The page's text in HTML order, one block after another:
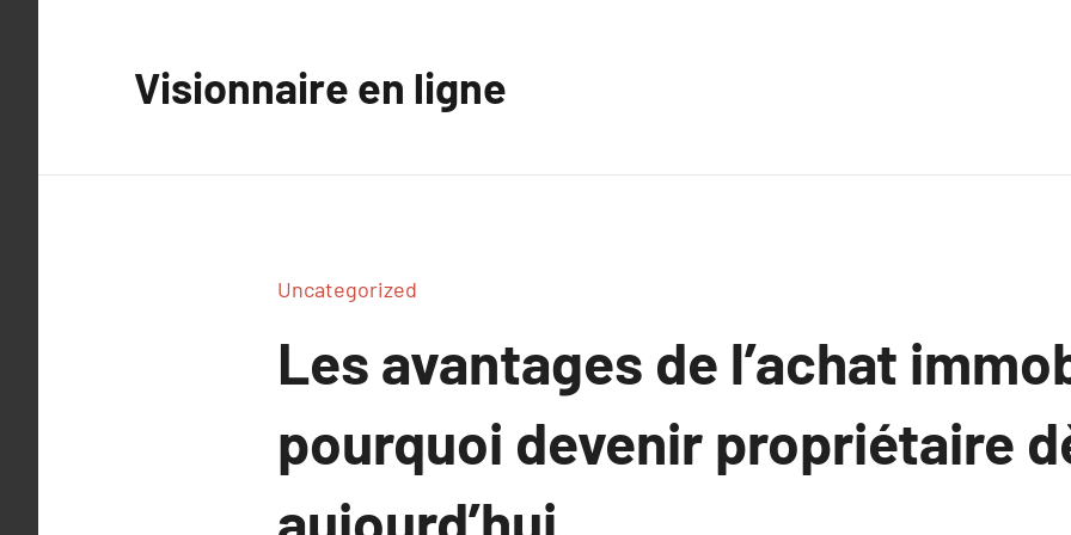
Visionnaire en ligne
Uncategorized
Les avantages de l’achat
pourquoi devenir propriétaire